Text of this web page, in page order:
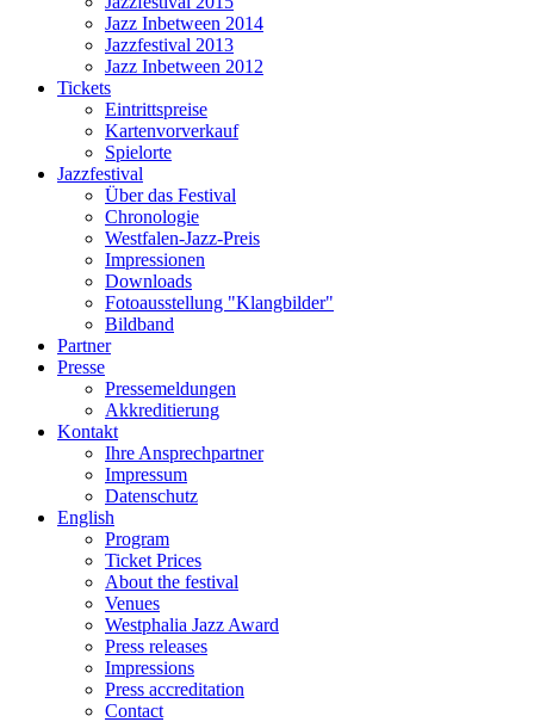
Jazz Inbetween 2014
Jazzfestival 2013
Jazz Inbetween 2012
Tickets
Eintrittspreise
Kartenvorverkauf
Spielorte
Jazzfestival
Über das Festival
Chronologie
Westfalen-Jazz-Preis
Impressionen
Downloads
Fotoausstellung "Klangbilder"
Bildband
Partner
Presse
Pressemeldungen
Akkreditierung
Kontakt
Ihre Ansprechpartner
Impressum
Datenschutz
English
Program
Ticket Prices
About the festival
Venues
Westphalia Jazz Award
Press releases
Impressions
Press accreditation
Contact